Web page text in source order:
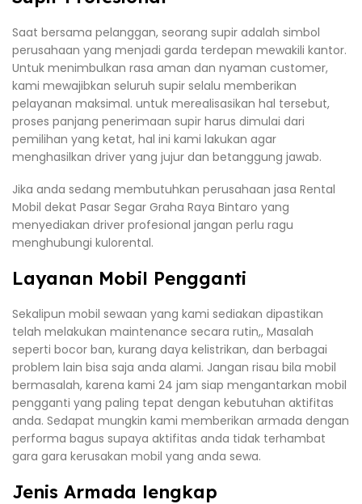
Saat bersama pelanggan, seorang supir adalah simbol
perusahaan yang menjadi garda terdepan mewakili kantor.
Untuk menimbulkan rasa aman dan nyaman customer,
kami mewajibkan seluruh supir selalu memberikan
pelayanan maksimal. untuk merealisasikan hal tersebut,
proses panjang penerimaan supir harus dimulai dari
pemilihan yang ketat, hal ini kami lakukan agar
menghasilkan driver yang jujur dan betanggung jawab.
Jika anda sedang membutuhkan perusahaan jasa Rental
Mobil dekat Pasar Segar Graha Raya Bintaro yang
menyediakan driver profesional jangan perlu ragu
menghubungi kulorental.
Layanan Mobil Pengganti
Sekalipun mobil sewaan yang kami sediakan dipastikan
telah melakukan maintenance secara rutin,, Masalah
seperti bocor ban, kurang daya kelistrikan, dan berbagai
problem lain bisa saja anda alami. Jangan risau bila mobil
bermasalah, karena kami 24 jam siap mengantarkan mobil
pengganti yang paling tepat dengan kebutuhan aktifitas
anda. Sedapat mungkin kami memberikan armada dengan
performa bagus supaya aktifitas anda tidak terhambat
gara gara kerusakan mobil yang anda sewa.
Jenis Armada lengkap